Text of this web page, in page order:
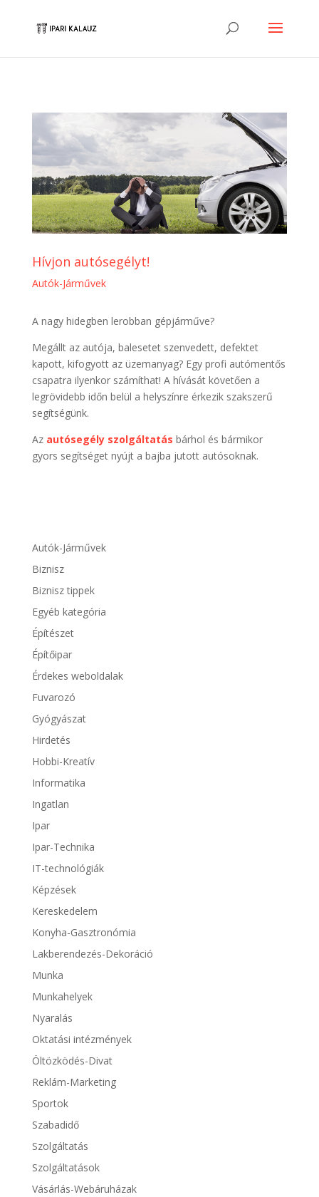
Hívjon autósegélyt!
Autók-Járművek
A nagy hidegben lerobban gépjárműve?
Megállt az autója, balesetet szenvedett, defektet
kapott, kifogyott az üzemanyag? Egy profi autómentős
csapatra ilyenkor számíthat! A hívását követően a
legrövidebb időn belül a helyszínre érkezik szakszerű
segítségünk.
Az autósegély szolgáltatás bárhol és bármikor
gyors segítséget nyújt a bajba jutott autósoknak.
Autók-Járművek
Biznisz
Biznisz tippek
Egyéb kategória
Építészet
Építőipar
Érdekes weboldalak
Fuvarozó
Gyógyászat
Hirdetés
Hobbi-Kreatív
Informatika
Ingatlan
Ipar
Ipar-Technika
IT-technológiák
Képzések
Kereskedelem
Konyha-Gasztronómia
Lakberendezés-Dekoráció
Munka
Munkahelyek
Nyaralás
Oktatási intézmények
Öltözködés-Divat
Reklám-Marketing
Sportok
Szabadidő
Szolgáltatás
Szolgáltatások
Vásárlás-Webáruházak